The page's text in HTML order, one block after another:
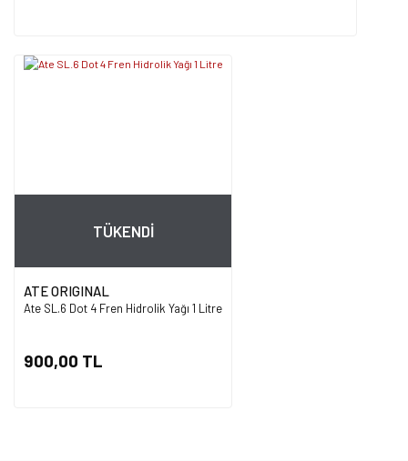
TÜKENDİ
ATE ORIGINAL
Ate SL.6 Dot 4 Fren Hidrolik Yağı 1 Litre
900,00 TL